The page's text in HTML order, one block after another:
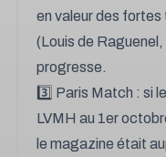
en valeur des
(Louis de
progresse.
3️⃣ Paris Match : si
LVMH au 1er
le magazine était